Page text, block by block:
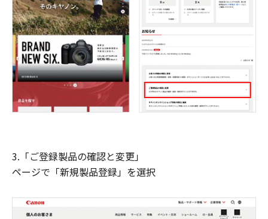
3.「ご登録製品の確認と変更」
ページで「新規製品登録」を選択